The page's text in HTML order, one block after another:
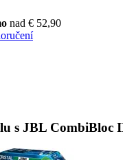
nad € 52,90
s JBL CombiBloc